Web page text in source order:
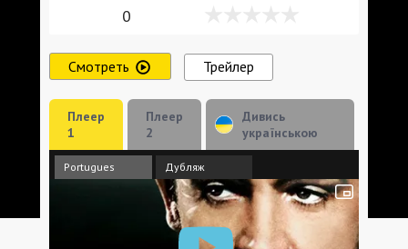
0
Смотреть Трейлер
Плеер
1
Плеер
2
Дивись
українською
Portugues Дубляж